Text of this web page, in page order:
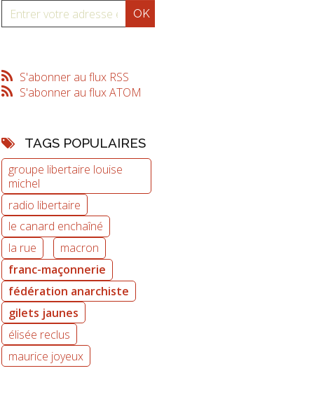
S'abonner au flux RSS
S'abonner au flux ATOM
TAGS POPULAIRES
groupe libertaire louise
michel
radio libertaire
le canard enchaîné
la rue
macron
franc-maçonnerie
fédération anarchiste
gilets jaunes
élisée reclus
maurice joyeux